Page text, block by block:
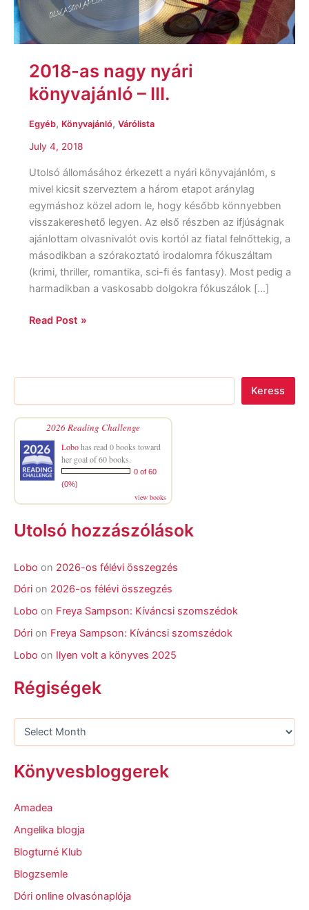
2018-as nagy nyári
könyvajánló – III.
Egyéb, Könyvajánló, Várólista
July 4, 2018
Utolsó állomásához érkezett a nyári könyvajánlóm, s
mivel kicsit szerveztem a három etapot aránylag
egymáshoz közel adom le, hogy később könnyebben
visszakereshető legyen. Az első részben az ifjúságnak
ajánlottam olvasnivalót ovis kortól az fiatal felnőttekig, a
másodikban a szórakoztató irodalomra fókuszáltam
(krimi, thriller, romantika, sci-fi és fantasy). Most pedig a
harmadikban a vaskosabb dolgokra fókuszálok […]
Read Post »
Keress
2026 Reading Challenge
Lobohas read 0 books toward
her goal of 60 books.
0 of 60
(0%)
view books
Utolsó hozzászólások
Lobo on 2026-os félévi összegzés
Dóri on 2026-os félévi összegzés
Lobo on Freya Sampson: Kíváncsi szomszédok
Dóri on Freya Sampson: Kíváncsi szomszédok
Lobo on Ilyen volt a könyves 2025
Régiségek
Könyvesbloggerek
Amadea
Angelika blogja
Blogturné Klub
Blogzsemle
Dóri online olvasónaplója